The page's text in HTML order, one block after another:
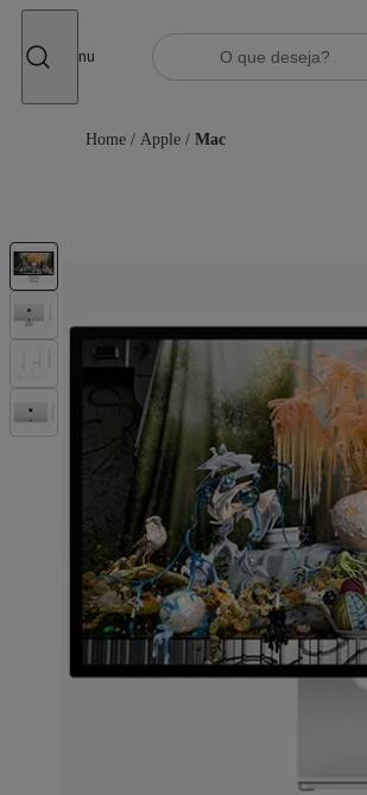
Menu
Home / Apple / Mac